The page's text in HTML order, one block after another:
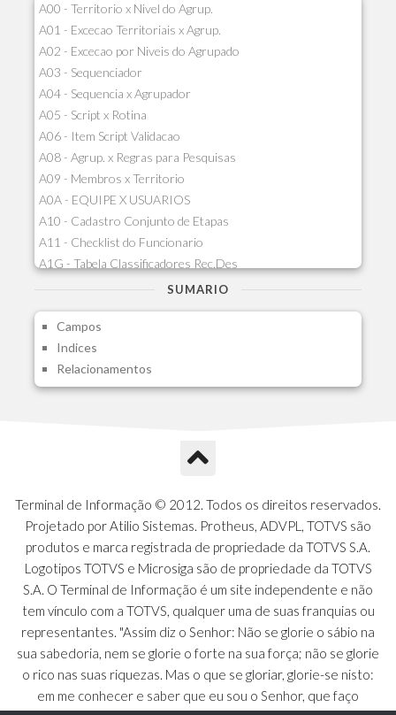
A00 - Territorio x Nivel do Agrup.
A01 - Excecao Territoriais x Agrup.
A02 - Excecao por Niveis do Agrupado
A03 - Sequenciador
A04 - Sequencia x Agrupador
A05 - Script x Rotina
A06 - Item Script Validacao
A08 - Agrup. x Regras para Pesquisas
A09 - Membros x Territorio
A0A - EQUIPE X USUARIOS
A10 - Cadastro Conjunto de Etapas
A11 - Checklist do Funcionario
A1G - Tabela Classificadores Rec.Des
A1H - Itens Tabela Classif.Rec.Desp.
A1J - Itens Aglutinadores Visao
A1N - Tipos de Card
A1O - Cards Dashboard
A1P - Tipos de Charts
A1S - Notificacoes do Vendedor
A1U - Intermediadores
A1V - Schemas - Gestao de Vendas
A1W - Campos do Schema
A1X - CFDI Complemento Carta Porte
A1Y - Carta Porte - Localizacoes
A1Z - Carta Porte - Operadores
A20 - Nota Explicativa - PCO
A21 - FONTES FINANC.PPA
A22 - Itens Fontes Financ.PPA
A23 - Inflacao para metas anuais
A24 - PIB Estadual para metas anuais
SUMARIO
Campos
Indices
Relacionamentos
Terminal de Informação © 2012. Todos os direitos reservados.
Projetado por Atilio Sistemas. Protheus, ADVPL, TOTVS são
produtos e marca registrada de propriedade da TOTVS S.A.
Logotipos TOTVS e Microsiga são de propriedade da TOTVS
S.A. O Terminal de Informação é um site independente e não
tem vínculo com a TOTVS, qualquer uma de suas franquias ou
representantes. "Assim diz o Senhor: Não se glorie o sábio na
sua sabedoria, nem se glorie o forte na sua força; não se glorie
o rico nas suas riquezas. Mas o que se gloriar, glorie-se nisto:
em me conhecer e saber que eu sou o Senhor, que faço